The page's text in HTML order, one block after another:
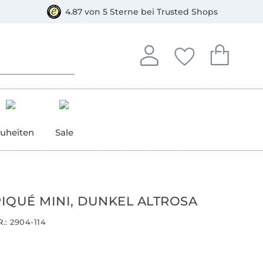
4.87 von 5 Sterne bei Trusted Shops
Anmelden
In deinem Konto
Deine
Du hast keine
Dein
Du hast
Sale
MINI, DUNKEL ALTROSA
2904-114